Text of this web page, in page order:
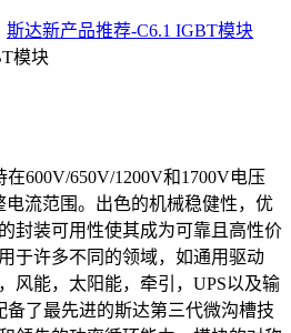
斯达新产品推荐-C6.1 IGBT模块
模块
600V/650V/1200V和1700V电压
电流范围。出色的机械稳健性，优
封装可用性使其成为可靠且高性价
于许多不同的领域，如通用驱动
风能，太阳能，牵引，UPS以及输
备了最先进的斯达第三代微沟槽技